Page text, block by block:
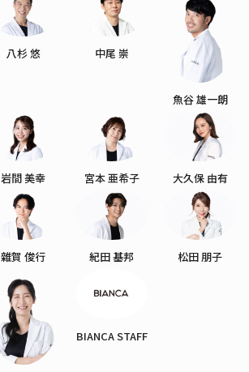
八杉 悠 中尾 崇
魚谷 雄一朗
岩間 美幸 宮本 亜希子 大久保 由有
雜賀 俊行 紀田 基邦 松田 朋子
BIANCA STAFF